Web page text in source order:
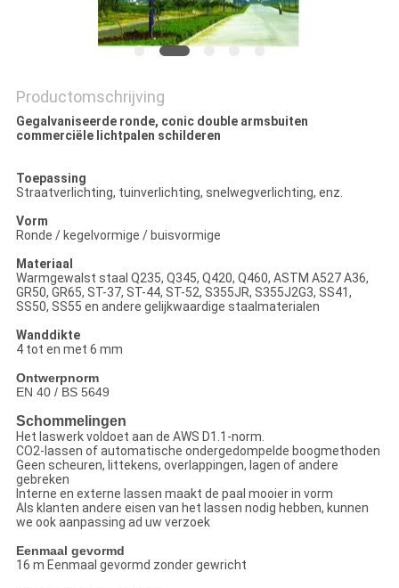
Productomschrijving
Gegalvaniseerde ronde, conic double armsbuiten
commerciële lichtpalen schilderen
Toepassing
Straatverlichting, tuinverlichting, snelwegverlichting, enz.
Vorm
Ronde / kegelvormige / buisvormige
Materiaal
Warmgewalst staal Q235, Q345, Q420, Q460, ASTM A527 A36,
GR50, GR65, ST-37, ST-44, ST-52, S355JR, S355J2G3, SS41,
SS50, SS55 en andere gelijkwaardige staalmaterialen
Wanddikte
4 tot en met 6 mm
Ontwerpnorm
EN 40 / BS 5649
Schommelingen
Het laswerk voldoet aan de AWS D1.1-norm.
CO2-lassen of automatische ondergedompelde boogmethoden
Geen scheuren, littekens, overlappingen, lagen of andere
gebreken
Interne en externe lassen maakt de paal mooier in vorm
Als klanten andere eisen van het lassen nodig hebben, kunnen
we ook aanpassing ad uw verzoek
Eenmaal gevormd
16 m Eenmaal gevormd zonder gewricht